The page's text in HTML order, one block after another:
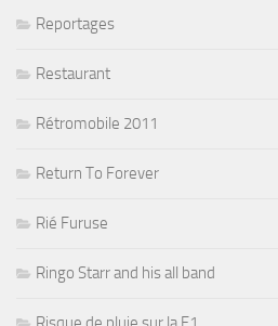
Reportages
Restaurant
Rétromobile 2011
Return To Forever
Rié Furuse
Ringo Starr and his all band